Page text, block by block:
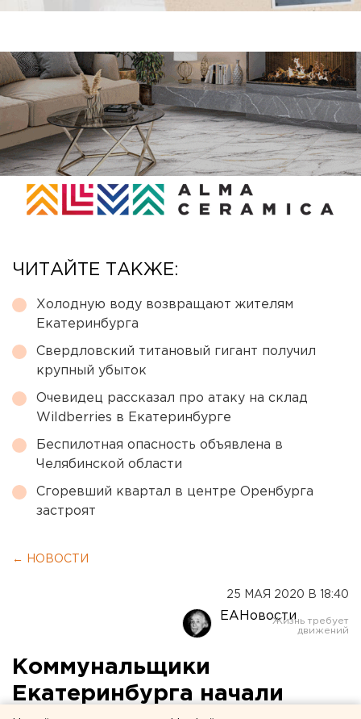
ЧИТАЙТЕ ТАКЖЕ:
Холодную воду возвращают жителям
Екатеринбурга
Свердловский титановый гигант получил
крупный убыток
Очевидец рассказал про атаку на склад
Wildberries в Екатеринбурге
Беспилотная опасность объявлена в
Челябинской области
Сгоревший квартал в центре Оренбурга
застроят
← НОВОСТИ
25 МАЯ 2020 В 18:40
ЕАНовости
Коммунальщики
Екатеринбурга начали